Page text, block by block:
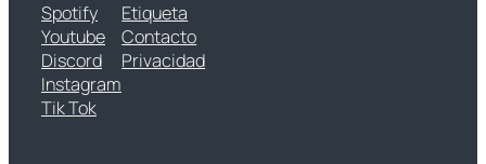
Spotify
Youtube
Discord
Instagram
Tik Tok
Etiqueta
Contacto
Privacidad